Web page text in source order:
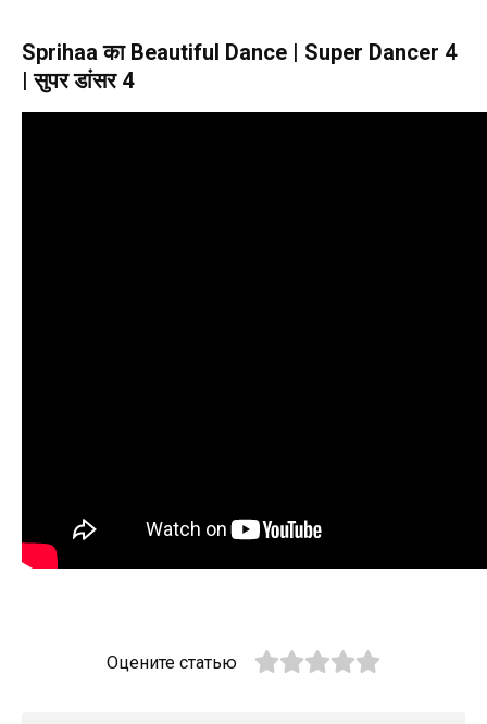
Sprihaa का Beautiful Dance | Super Dancer 4
| सुपर डांसर 4
Оцените статью